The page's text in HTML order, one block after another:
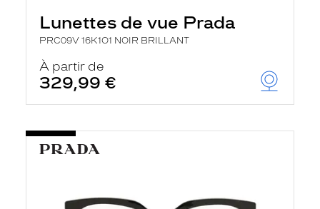
Lunettes de vue Prada
PRC09V 16K1O1 NOIR BRILLANT
À partir de
329,99 €